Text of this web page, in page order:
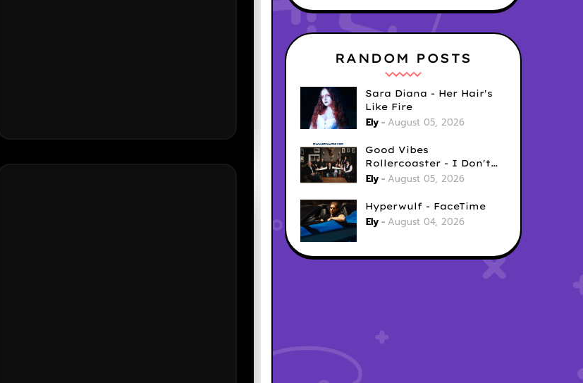
RANDOM POSTS
Sara Diana - Her Hair's
Like Fire
Ely August 05, 2026
Good Vibes
Rollercoaster - I Don't
Care
Ely August 05, 2026
Hyperwulf - FaceTime
Ely August 04, 2026